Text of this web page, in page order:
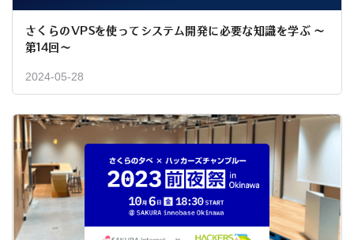
さくらのVPSを使ってシステム開発に必要な知識を学ぶ 〜
第14回〜
2024-05-28